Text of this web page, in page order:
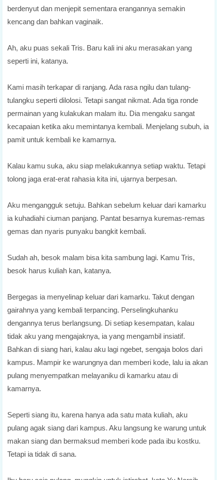
berdenyut dan menjepit sementara erangannya semakin
kencang dan bahkan vaginaik.
Ah, aku puas sekali Tris. Baru kali ini aku merasakan yang
seperti ini, katanya.
Kami masih terkapar di ranjang. Ada rasa ngilu dan tulang-
tulangku seperti dilolosi. Tetapi sangat nikmat. Ada tiga ronde
permainan yang kulakukan malam itu. Dia mengaku sangat
kecapaian ketika aku memintanya kembali. Menjelang subuh, ia
pamit untuk kembali ke kamarnya.
Kalau kamu suka, aku siap melakukannya setiap waktu. Tetapi
tolong jaga erat-erat rahasia kita ini, ujarnya berpesan.
Aku mengangguk setuju. Bahkan sebelum keluar dari kamarku
ia kuhadiahi ciuman panjang. Pantat besarnya kuremas-remas
gemas dan nyaris punyaku bangkit kembali.
Sudah ah, besok malam bisa kita sambung lagi. Kamu Tris,
besok harus kuliah kan, katanya.
Bergegas ia menyelinap keluar dari kamarku. Takut dengan
gairahnya yang kembali terpancing. Perselingkuhanku
dengannya terus berlangsung. Di setiap kesempatan, kalau
tidak aku yang mengajaknya, ia yang mengambil insiatif.
Bahkan di siang hari, kalau aku lagi ngebet, sengaja bolos dari
kampus. Mampir ke warungnya dan memberi kode, lalu ia akan
pulang menyempatkan melayaniku di kamarku atau di
kamarnya.
Seperti siang itu, karena hanya ada satu mata kuliah, aku
pulang agak siang dari kampus. Aku langsung ke warung untuk
makan siang dan bermaksud memberi kode pada ibu kostku.
Tetapi ia tidak di sana.